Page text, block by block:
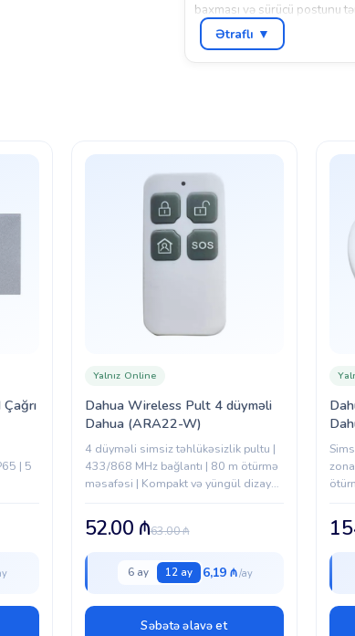
baxması və sürücü postunu
yaradır. DC 9V–16V enerji
təqdim edir. Müasir
Ətraflı ▼
| 5
Dahua Wireless Pult 4 düyməli
Dahua (ARA22-W)
Yalnız Online
4 düyməli simsiz təhlükəsizlik pultu |
433/868 MHz bağlantı | 80 m ötürmə
məsafəsi | Kompakt və yüngül dizayn |
63.00₼
52.00 ₼
6 ay 12 ay 6,19 ₼
Səbətə əlavə et